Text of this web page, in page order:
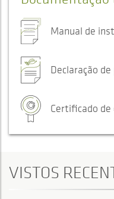
Manual de
Declaração
Certificado de
VISTOS